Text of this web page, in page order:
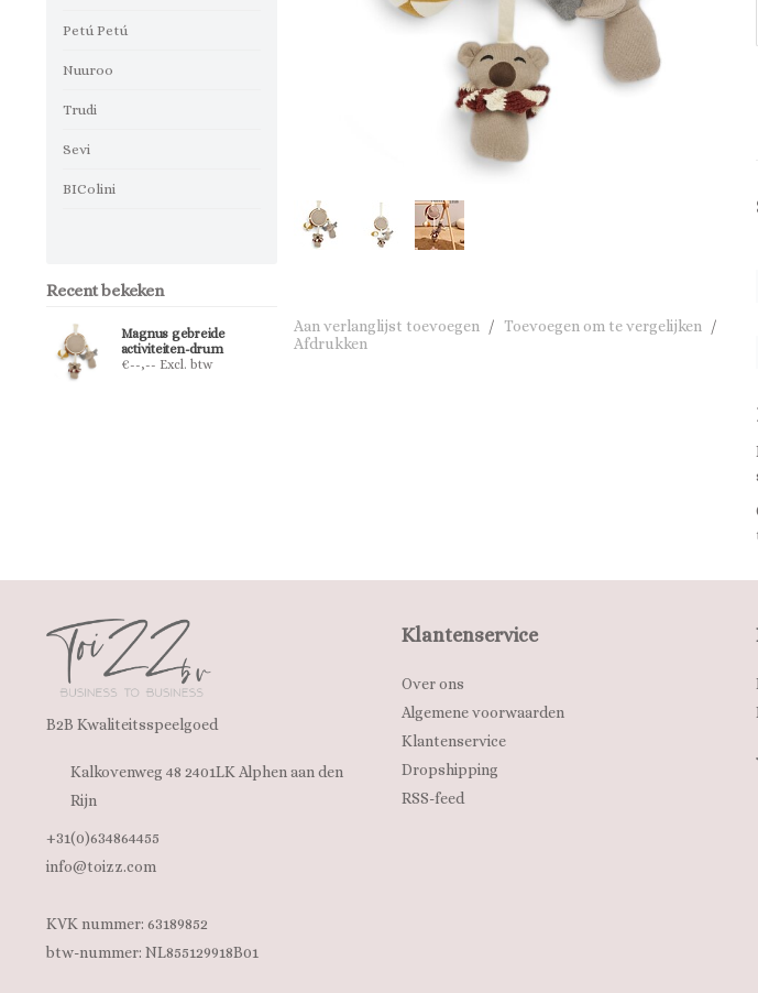
Petú Petú
Nuuroo
Trudi
Sevi
BIColini
Recent bekeken
Magnus gebreide
activiteiten-drum
€--,-- Excl. btw
Aan verlanglijst toevoegen / Toevoegen om te vergelijken
/
Afdrukken
B2B Kwaliteitsspeelgoed
Kalkovenweg 48 2401LK Alphen aan den
Rijn
+31(0)634864455
info@toizz.com
KVK nummer: 63189852
btw-nummer: NL855129918B01
Klantenservice
Over ons
Algemene voorwaarden
Klantenservice
Dropshipping
RSS-feed